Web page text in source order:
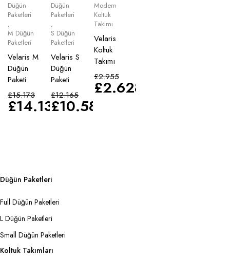
Düğün
Paketleri
,
M Düğün
Paketleri
Velaris M
Düğün
Paketi
£15.173
£14.135
Düğün
Paketleri
,
S Düğün
Paketleri
Velaris S
Düğün
Paketi
£12.165
£10.583
Modern
Koltuk
Takımı
Velaris
Koltuk
Takımı
£2.955
£2.628
Düğün Paketleri
Full Düğün Paketleri
L Düğün Paketleri
Small Düğün Paketleri
Koltuk Takımları